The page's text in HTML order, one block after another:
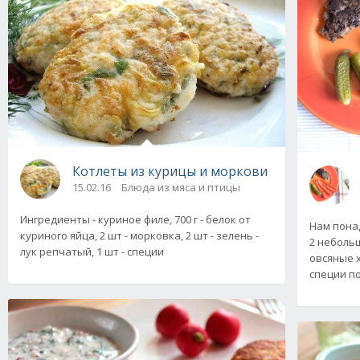
Котлеты из курицы и моркови
15.02.16 Блюда из мяса и птицы
Ингредиенты - куриное филе, 700 г - белок от
куриного яйца, 2 шт - морковка, 2 шт - зелень -
лук репчатый, 1 шт - специи
Нам
2
овсяные
специи